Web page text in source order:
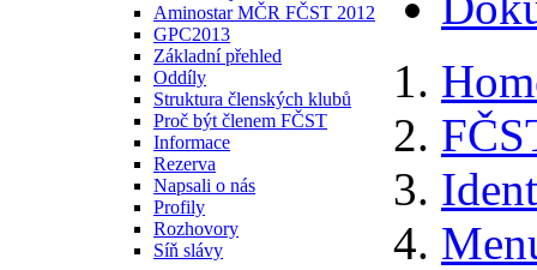
Aminostar MČR FČST 2012
GPC2013
Základní přehled
Oddíly
Struktura členských klubů
Proč být členem FČST
Informace
Rezerva
Napsali o nás
Profily
Rozhovory
Síň slávy